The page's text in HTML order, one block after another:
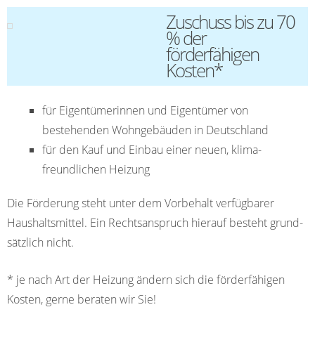
Zuschuss bis zu 70
% der
förderfähigen
Kosten*
für Eigentümerinnen und Eigentümer von
bestehenden Wohn­gebäuden in Deutsch­land
für den Kauf und Einbau einer neuen, klima­
freundlichen Heizung
Die Förderung steht unter dem Vorbehalt verfügbarer
Haushalts­mittel. Ein Rechts­anspruch hierauf besteht grund­
sätzlich nicht.
* je nach Art der Heizung ändern sich die förderfähigen
Kosten, gerne beraten wir Sie!